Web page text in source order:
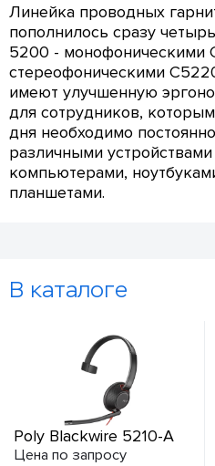
Линейка проводных
пополнилось сразу
5200 - монофоническими
стереофоническими
имеют улучшенную
для сотрудников,
дня необходимо
различными
компьютерами,
планшетами.
В каталоге
Poly Blackwire 5210-A
Цена по запросу